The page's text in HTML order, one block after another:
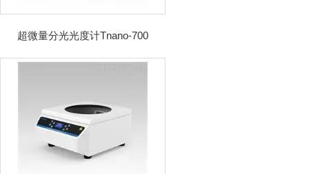
超微量分光光度计Tnano-700